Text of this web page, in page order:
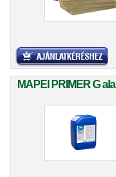
MAPEI PRIMER G